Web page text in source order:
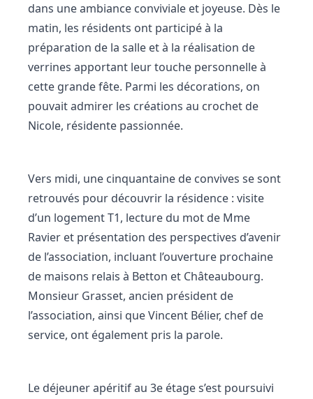
dans une ambiance conviviale et joyeuse. Dès le
matin, les résidents ont participé à la
préparation de la salle et à la réalisation de
verrines apportant leur touche personnelle à
cette grande fête. Parmi les décorations, on
pouvait admirer les créations au crochet de
Nicole, résidente passionnée.
Vers midi, une cinquantaine de convives se sont
retrouvés pour découvrir la résidence : visite
d’un logement T1, lecture du mot de Mme
Ravier et présentation des perspectives d’avenir
de l’association, incluant l’ouverture prochaine
de maisons relais à Betton et Châteaubourg.
Monsieur Grasset, ancien président de
l’association, ainsi que Vincent Bélier, chef de
service, ont également pris la parole.
Le déjeuner apéritif au 3e étage s’est poursuivi